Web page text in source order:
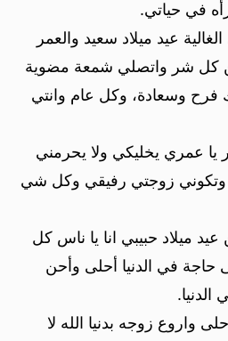
في حياتي.
عيد ميلاد سعيد والعمر
كل شر واتصلي شمعة مضوية
فرح وسعادة، وكل عام وانتي
يا عمري يخليكي ولا يحرمني
وتكوني زوجتي رفيقي وكل شي
عيد ميلاد حبيبي انا يا ناس كل
في الدنيا أحلى وأحن
واروع زوجه بدنيا الله لا